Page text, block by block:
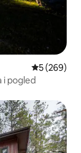
Prosječna
5 (269)
i pogled
gosti”